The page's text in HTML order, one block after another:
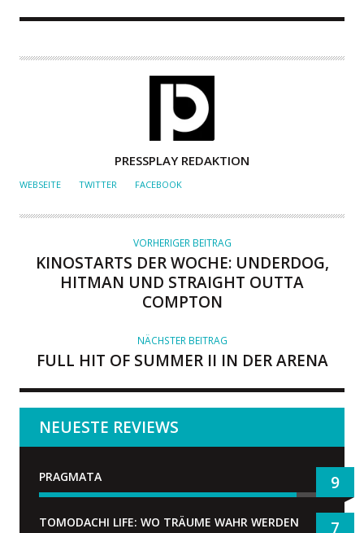
U
O
PRESSPLAY REDAKTION
WEBSEITE TWITTER FACEBOOK
VORHERIGER BEITRAG
KINOSTARTS DER WOCHE: UNDERDOG,
HITMAN UND STRAIGHT OUTTA
COMPTON
NÄCHSTER BEITRAG
FULL HIT OF SUMMER II IN DER ARENA
NEUESTE REVIEWS
PRAGMATA 9
TOMODACHI LIFE: WO TRÄUME WAHR WERDEN 7